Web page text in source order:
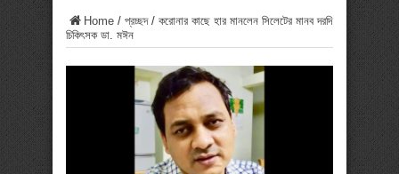
Home / প্রচ্ছদ/ করোনার কাছে হার মানলেন সিলেটের মানব দরদি
চিকিৎসক ডা. মঈন